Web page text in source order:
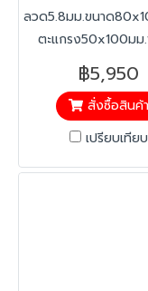
ลวด5.8มม.ขนาด
ตะแกรง50x100ม
฿5,950
สั่งซื้อสินค้า
เปรียบเทียบ